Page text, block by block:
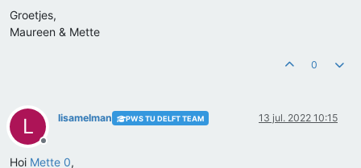
Groetjes,
Maureen & Mette
0
L
Offline
lisamelman PWS TU DELFT TEAM 13 jul. 2022 10:15
Hoi Mette 0,